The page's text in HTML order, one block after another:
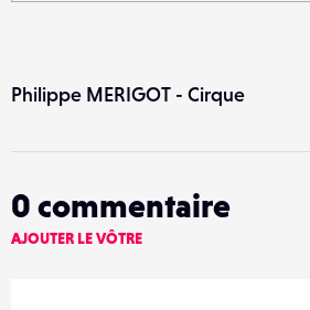
Philippe MERIGOT - Cirque
0 commentaire
AJOUTER LE VÔTRE